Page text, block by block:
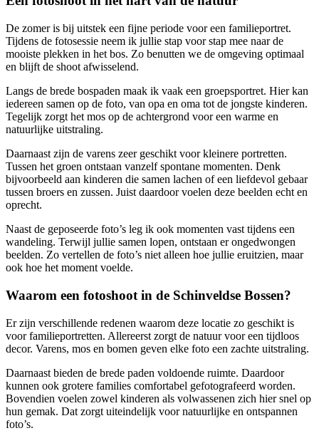
De zomer is bij uitstek een fijne periode voor een familieportret.
Tijdens de fotosessie neem ik jullie stap voor stap mee naar de
mooiste plekken in het bos. Zo benutten we de omgeving optimaal
en blijft de shoot afwisselend.
Langs de brede bospaden maak ik vaak een groepsportret. Hier kan
iedereen samen op de foto, van opa en oma tot de jongste kinderen.
Tegelijk zorgt het mos op de achtergrond voor een warme en
natuurlijke uitstraling.
Daarnaast zijn de varens zeer geschikt voor kleinere portretten.
Tussen het groen ontstaan vanzelf spontane momenten. Denk
bijvoorbeeld aan kinderen die samen lachen of een liefdevol gebaar
tussen broers en zussen. Juist daardoor voelen deze beelden echt en
oprecht.
Naast de geposeerde foto’s leg ik ook momenten vast tijdens een
wandeling. Terwijl jullie samen lopen, ontstaan er ongedwongen
beelden. Zo vertellen de foto’s niet alleen hoe jullie eruitzien, maar
ook hoe het moment voelde.
Waarom een fotoshoot in de Schinveldse Bossen?
Er zijn verschillende redenen waarom deze locatie zo geschikt is
voor familieportretten. Allereerst zorgt de natuur voor een tijdloos
decor. Varens, mos en bomen geven elke foto een zachte uitstraling.
Daarnaast bieden de brede paden voldoende ruimte. Daardoor
kunnen ook grotere families comfortabel gefotografeerd worden.
Bovendien voelen zowel kinderen als volwassenen zich hier snel op
hun gemak. Dat zorgt uiteindelijk voor natuurlijke en ontspannen
foto’s.